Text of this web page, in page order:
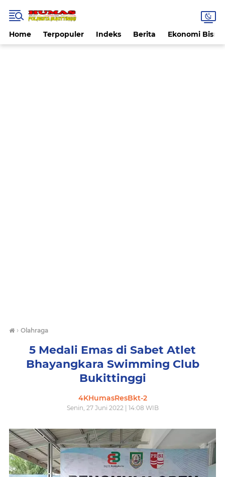
Home Terpopuler Indeks Berita Ekonomi Bisnis
› Olahraga
5 Medali Emas di Sabet Atlet
Bhayangkara Swimming Club
Bukittinggi
4KHumasResBkt-2
Senin, 27 Juni 2022 | 14:08 WIB